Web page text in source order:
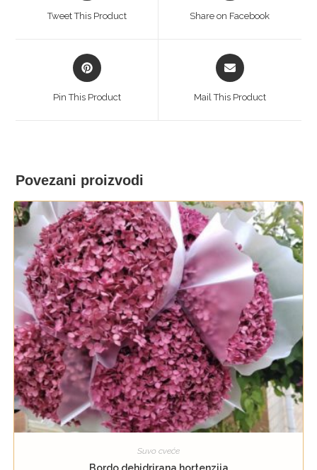
Tweet This Product Share on Facebook
Opens
in
Pin This Product
Opens
in
Mail This Product
Povezani proizvodi
Suvo cveće
Bordo dehidrirana hortenzija